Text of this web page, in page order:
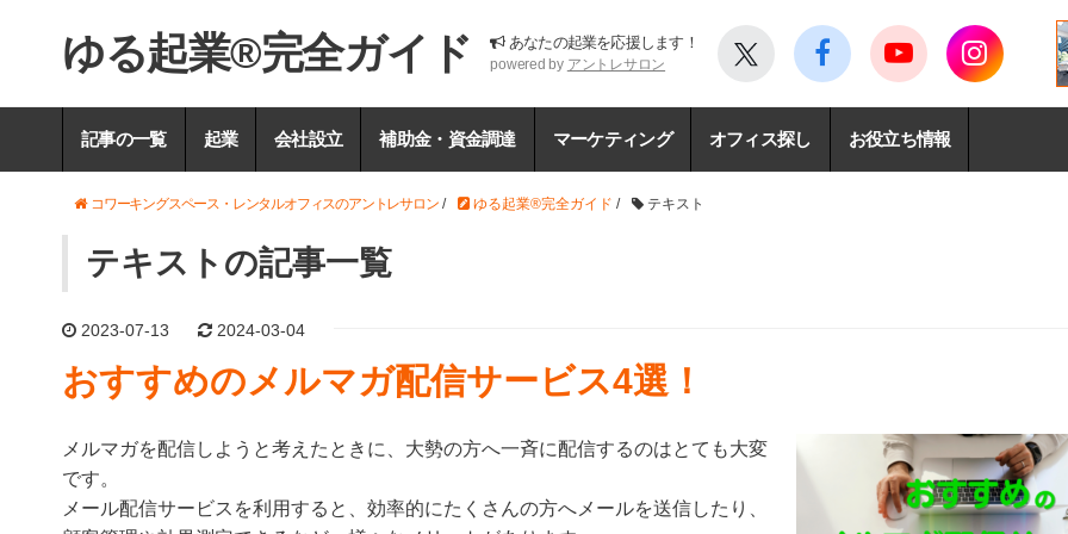
ゆる起業®完全ガイド あなたの起業を応援します！
powered by アントレサロン
記事の一覧 起業 会社設立 補助金・資金調達 マーケティング オフィス探し お役立ち情報
コワーキングスペース・レンタルオフィスのアントレサロン/ ゆる起業®完全ガイド / テキスト
テキストの記事一覧
2023-07-13 2024-03-04
おすすめのメルマガ配信サービス4選！
メルマガを配信しようと考えたときに、大勢の方へ一斉に配信するのはとても大変
です。
メール配信サービスを利用すると、効率的にたくさんの方へメールを送信したり、